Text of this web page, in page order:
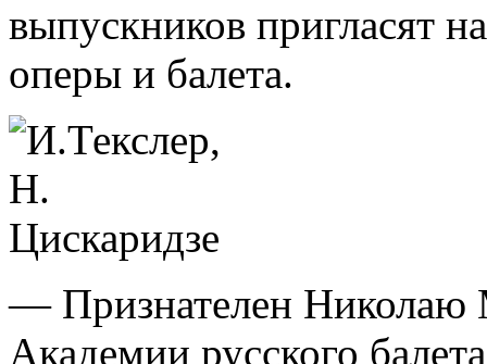
выпускников пригласят
оперы и балета.
— Признателен Николаю
Академии русского